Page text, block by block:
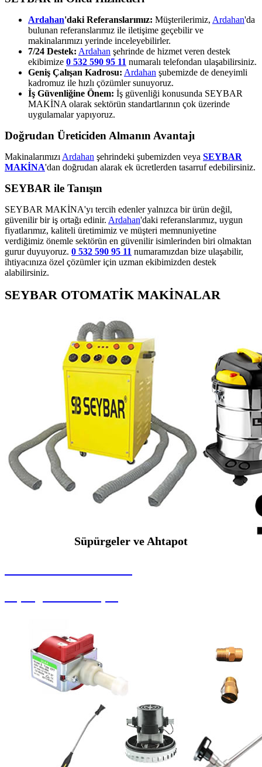
Ardahan'daki Referanslarımız: Müşterilerimiz, Ardahan'da
bulunan referanslarımız ile iletişime geçebilir ve
makinalarımızı yerinde inceleyebilirler.
7/24 Destek: Ardahan şehrinde de hizmet veren destek
ekibimize 0 532 590 95 11 numaralı telefondan ulaşabilirsiniz.
Geniş Çalışan Kadrosu: Ardahan şubemizde de deneyimli
kadromuz ile hızlı çözümler sunuyoruz.
İş Güvenliğine Önem: İş güvenliği konusunda SEYBAR
MAKİNA olarak sektörün standartlarının çok üzerinde
uygulamalar yapıyoruz.
Doğrudan Üreticiden Almanın Avantajı
Makinalarımızı Ardahan şehrindeki şubemizden veya SEYBAR
MAKİNA'dan doğrudan alarak ek ücretlerden tasarruf edebilirsiniz.
SEYBAR ile Tanışın
SEYBAR MAKİNA'yı tercih edenler yalnızca bir ürün değil,
güvenilir bir iş ortağı edinir. Ardahan'daki referanslarımız, uygun
fiyatlarımız, kaliteli üretimimiz ve müşteri memnuniyetine
verdiğimiz önemle sektörün en güvenilir isimlerinden biri olmaktan
gurur duyuyoruz. 0 532 590 95 11 numaramızdan bize ulaşabilir,
ihtiyacınıza özel çözümler için uzman ekibimizden destek
alabilirsiniz.
SEYBAR OTOMATİK MAKİNALAR
Süpürgeler ve Ahtapot